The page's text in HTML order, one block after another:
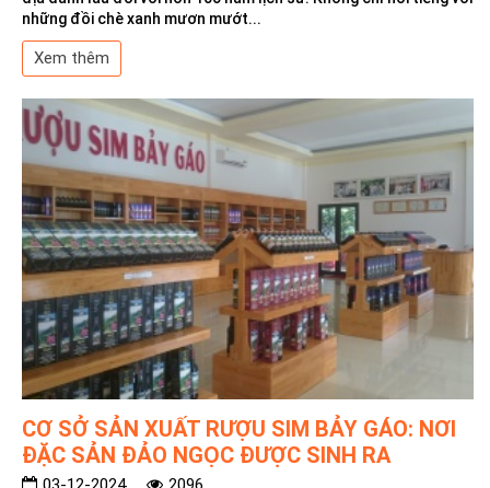
những đồi chè xanh mươn mướt...
Xem thêm
CƠ SỞ SẢN XUẤT RƯỢU SIM BẢY GÁO: NƠI
ĐẶC SẢN ĐẢO NGỌC ĐƯỢC SINH RA